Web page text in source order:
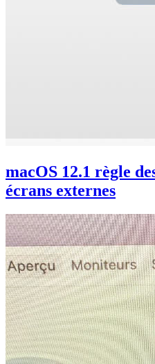
macOS 12.1 règle
écrans externes